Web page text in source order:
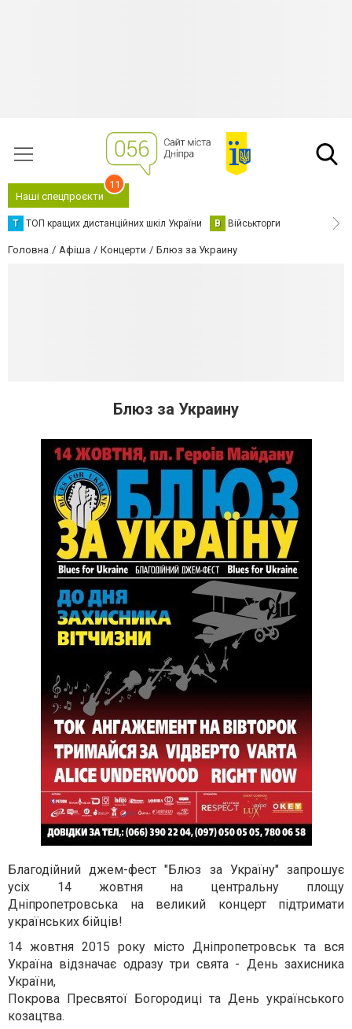
Наші спецпроєкти
11
Т ТОП кращих дистанційних шкіл України В Військторги
Головна Афіша Концерти Блюз за Украину
Блюз за Украину
Благодійний джем-фест "Блюз за Україну" запрошує
усіх 14 жовтня на центральну площу
Дніпропетровська на великий концерт підтримати
українських бійців!
14 жовтня 2015 року місто Дніпропетровськ та вся
Україна відзначає одразу три свята - День захисника
України,
Покрова Пресвятої Богородиці та День українського
козацтва.